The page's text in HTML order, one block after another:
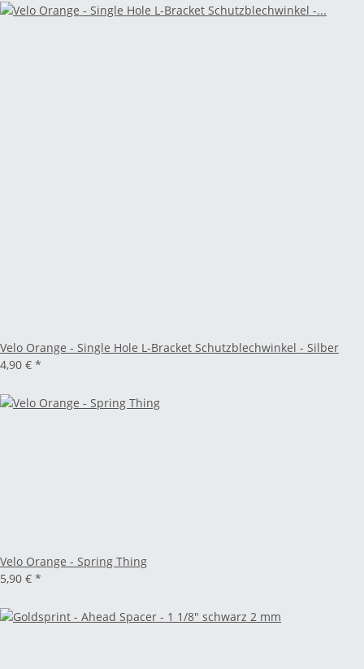
Velo Orange - Single Hole L-Bracket Schutzblechwinkel - Silber
4,90 € *
Velo Orange - Spring Thing
5,90 € *